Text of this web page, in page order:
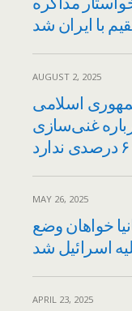
با ایران شد
AUGUST 2, 2025
جمهوری اسلامی
غنی‌سازی
ندارد
MAY 26, 2025
خواهان وضع
اسرائیل شد
APRIL 23, 2025